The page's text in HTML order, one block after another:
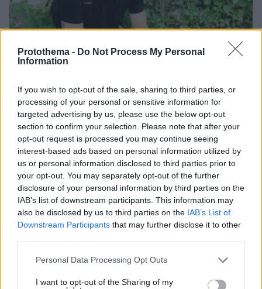
Protothema - Do Not Process My Personal
Information
If you wish to opt-out of the sale, sharing to third parties, or
processing of your personal or sensitive information for
targeted advertising by us, please use the below opt-out
section to confirm your selection. Please note that after your
opt-out request is processed you may continue seeing
interest-based ads based on personal information utilized by
us or personal information disclosed to third parties prior to
your opt-out. You may separately opt-out of the further
disclosure of your personal information by third parties on the
IAB’s list of downstream participants. This information may
also be disclosed by us to third parties on the IAB’s List of
Downstream Participants that may further disclose it to other
Please note that this website/app uses one or more Google
not limited to your visit or usage behaviour. You may click to
Personal Data Processing Opt Outs
I want to opt-out of the Sharing of my
«Δεν το πιστεύουμε», λένε οι Αμερικανοί που
υιοθέτησαν τον Αφγανό στη Λέσβο - Η αρχική
εκδοχή για το φονικό στην Κυψέλη και η σιωπή
στην απολογία
07.08.2026, 07:19